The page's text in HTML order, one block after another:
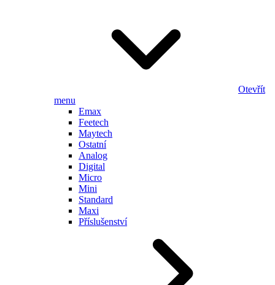
Otevřít
menu
Emax
Feetech
Maytech
Ostatní
Analog
Digital
Micro
Mini
Standard
Maxi
Příslušenství